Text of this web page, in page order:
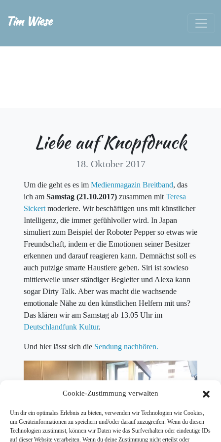
Cookie-Zustimmung verwalten
Um dir ein optimales Erlebnis zu bieten, verwenden wir Technologien wie Cookies,
um Geräteinformationen zu speichern und/oder darauf zuzugreifen. Wenn du diesen
Technologien zustimmst, können wir Daten wie das Surfverhalten oder eindeutige IDs
auf dieser Website verarbeiten. Wenn du deine Zustimmung nicht erteilst oder
Tim Wiese
Liebe auf Knopfdruck
18. Oktober 2017
Um die geht es es im Medienmagazin Breitband, das
ich am Samstag (21.10.2017) zusammen mit Teresa
Sickert moderiere. Wir beschäftigen uns mit künstlicher
Intelligenz, die immer gefühlvoller wird. In Japan
simuliert zum Beispiel der Roboter Pepper so etwas wie
Freundschaft, indem er die Emotionen seiner Besitzer
erkennen und darauf reagieren kann. Demnächst soll es
auch putzige smarte Haustiere geben. Siri ist sowieso
mittlerweile unser ständiger Begleiter und Alexa kann
sogar Dirty Talk. Aber was macht die wachsende
emotionale Nähe zu den künstlichen Helfern mit uns?
Das klären wir am Samstag ab 13.05 Uhr im
Deutschlandfunk Kultur.
Und hier lässt sich die Sendung nachhören.